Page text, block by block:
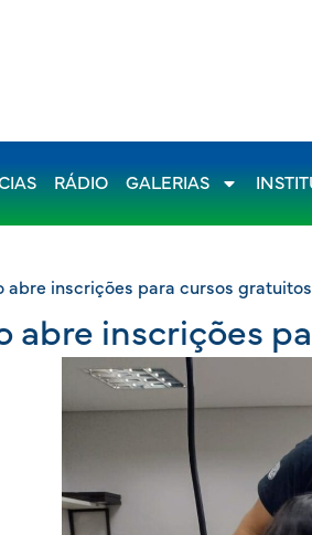
RÁDIO GALERIAS
abre inscrições para cursos
abre inscrições